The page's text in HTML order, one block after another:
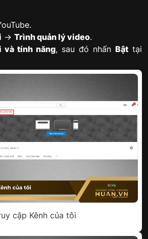
→ Trình quản lý video.
và tính năng, sau đó nhấn Bật tại
cập Kênh của tôi